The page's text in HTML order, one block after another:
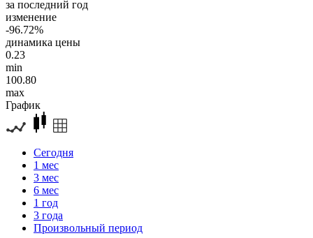
за последний год
изменение
-96.72%
динамика цены
0.23
min
100.80
max
График
Сегодня
1 мес
3 мес
6 мес
1 год
3 года
Произвольный период